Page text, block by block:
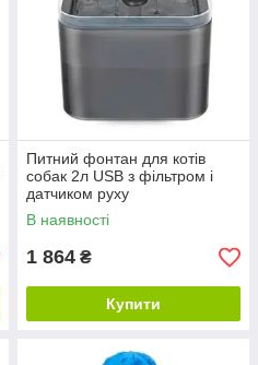
Питний фонтан для котів
собак 2л USB з фільтром і
датчиком руху
В наявності
1 864 ₴
Купити